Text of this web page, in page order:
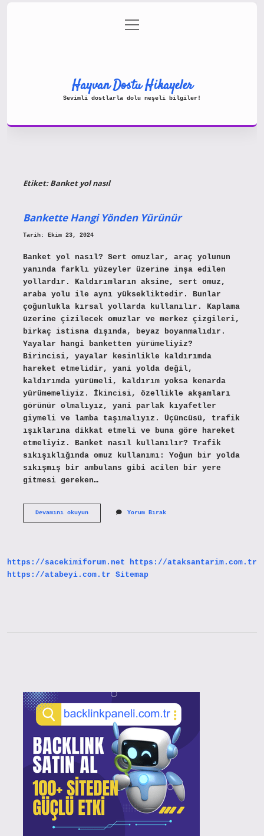
Gizlilik Politikası
menüyü
aç
Hayvan Dostu Hikayeler
Sevimli dostlarla dolu neşeli bilgiler!
Etiket:Banket yol nasıl
Bankette Hangi Yönden Yürünür
Tarih: Ekim 23, 2024
Banket yol nasıl? Sert omuzlar, araç yolunun
yanında farklı yüzeyler üzerine inşa edilen
yollardır. Kaldırımların aksine, sert omuz,
araba yolu ile aynı yüksekliktedir. Bunlar
çoğunlukla kırsal yollarda kullanılır. Kaplama
üzerine çizilecek omuzlar ve merkez çizgileri,
birkaç istisna dışında, beyaz boyanmalıdır.
Yayalar hangi banketten yürümeliyiz?
Birincisi, yayalar kesinlikle kaldırımda
hareket etmelidir, yani yolda değil,
kaldırımda yürümeli, kaldırım yoksa kenarda
yürümemeliyiz. İkincisi, özellikle akşamları
görünür olmalıyız, yani parlak kıyafetler
giymeli ve lamba taşımalıyız. Üçüncüsü, trafik
ışıklarına dikkat etmeli ve buna göre hareket
etmeliyiz. Banket nasıl kullanılır? Trafik
sıkışıklığında omuz kullanımı: Yoğun bir yolda
sıkışmış bir ambulans gibi acilen bir yere
gitmesi gereken…
Devamını okuyunBankette
Yorum Bırak
https://sacekimiforum.net
https://ataksantarim.com.tr
https://atabeyi.com.tr Sitemap